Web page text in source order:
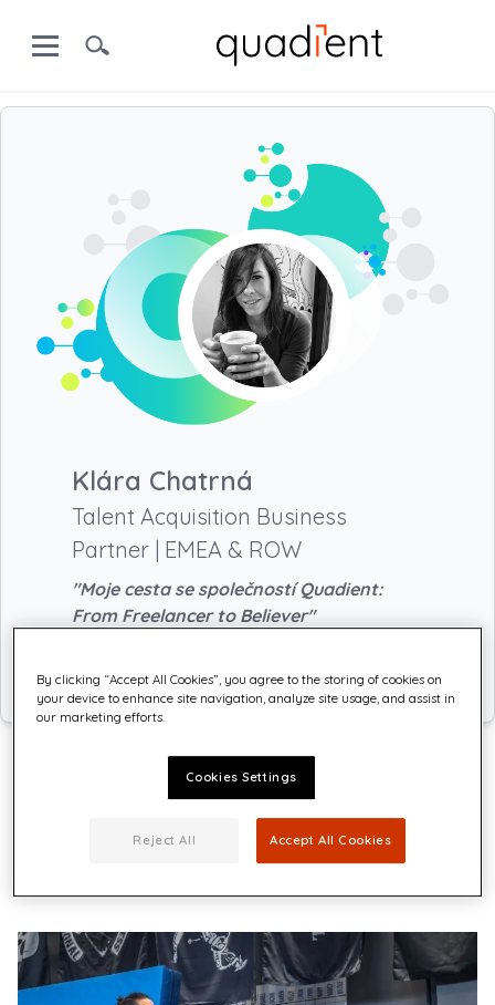
Klára Chatrná
Talent Acquisition Business
Partner | EMEA & ROW
"Moje cesta se společností Quadient:
From Freelancer to Believer"
O Kláře
By clicking “Accept All Cookies”, you agree to the storing of cookies on
your device to enhance site navigation, analyze site usage, and assist in
our marketing efforts.
Cookies Settings
Reject All Accept All Cookies